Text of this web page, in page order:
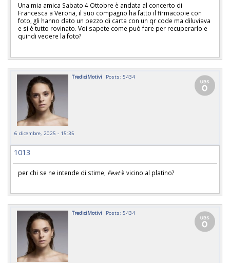
Una mia amica Sabato 4 Ottobre è andata al concerto di
Francesca a Verona, il suo compagno ha fatto il firmacopie con
foto, gli hanno dato un pezzo di carta con un qr code ma diluviava
e si è tutto rovinato. Voi sapete come può fare per recuperarlo e
quindi vedere la foto?
TrediciMotivi Posts: 5434
6 dicembre, 2025 - 15:35
1013
per chi se ne intende di stime, Featè vicino al platino?
TrediciMotivi Posts: 5434